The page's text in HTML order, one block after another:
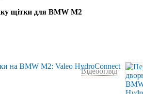
щітки для BMW M2
Відеоогляд